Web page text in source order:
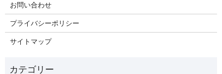
お問い合わせ
プライバシーポリシー
サイトマップ